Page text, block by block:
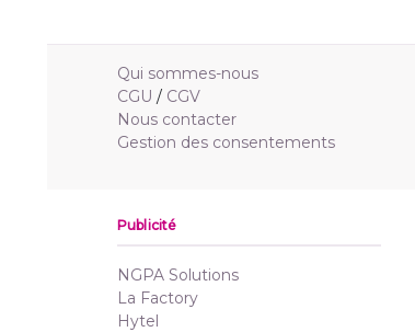
Qui sommes-nous
CGU / CGV
Nous contacter
Gestion des consentements
Publicité
NGPA Solutions
La Factory
Hytel